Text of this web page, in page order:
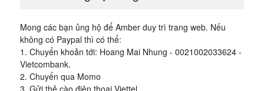
Mong các bạn ủng hộ để Amber duy trì trang web. Nếu
không có Paypal thì có thể:
1. Chuyển khoản tới: Hoang Mai Nhung - 0021002033624 -
Vietcombank.
2. Chuyển qua Momo
3. Gửi thẻ cào điện thoại Viettel